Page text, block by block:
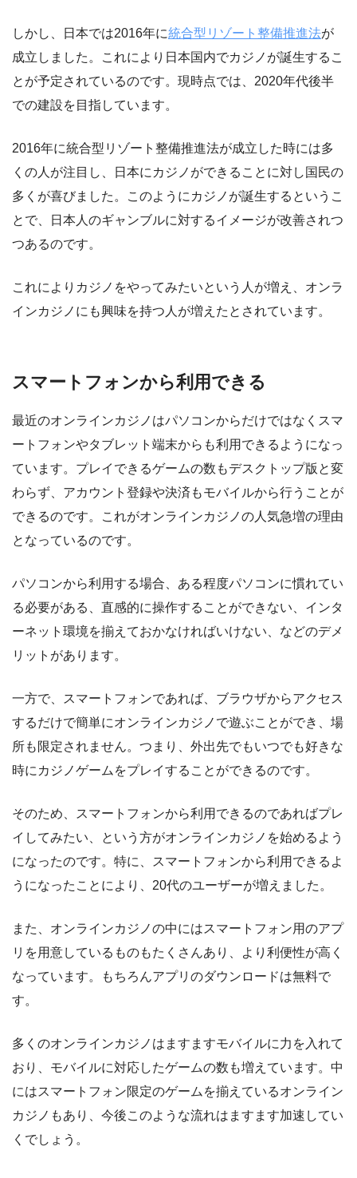
しかし、日本では2016年に統合型リゾート整備推進法が
成立しました。これにより日本国内でカジノが誕生するこ
とが予定されているのです。現時点では、2020年代後半
での建設を目指しています。
2016年に統合型リゾート整備推進法が成立した時には多
くの人が注目し、日本にカジノができることに対し国民の
多くが喜びました。このようにカジノが誕生するというこ
とで、日本人のギャンブルに対するイメージが改善されつ
つあるのです。
これによりカジノをやってみたいという人が増え、オンラ
インカジノにも興味を持つ人が増えたとされています。
スマートフォンから利用できる
最近のオンラインカジノはパソコンからだけではなくスマ
ートフォンやタブレット端末からも利用できるようになっ
ています。プレイできるゲームの数もデスクトップ版と変
わらず、アカウント登録や決済もモバイルから行うことが
できるのです。これがオンラインカジノの人気急増の理由
となっているのです。
パソコンから利用する場合、ある程度パソコンに慣れてい
る必要がある、直感的に操作することができない、インタ
ーネット環境を揃えておかなければいけない、などのデメ
リットがあります。
一方で、スマートフォンであれば、ブラウザからアクセス
するだけで簡単にオンラインカジノで遊ぶことができ、場
所も限定されません。つまり、外出先でもいつでも好きな
時にカジノゲームをプレイすることができるのです。
そのため、スマートフォンから利用できるのであればプレ
イしてみたい、という方がオンラインカジノを始めるよう
になったのです。特に、スマートフォンから利用できるよ
うになったことにより、20代のユーザーが増えました。
また、オンラインカジノの中にはスマートフォン用のアプ
リを用意しているものもたくさんあり、より利便性が高く
なっています。もちろんアプリのダウンロードは無料で
す。
多くのオンラインカジノはますますモバイルに力を入れて
おり、モバイルに対応したゲームの数も増えています。中
にはスマートフォン限定のゲームを揃えているオンライン
カジノもあり、今後このような流れはますます加速してい
くでしょう。